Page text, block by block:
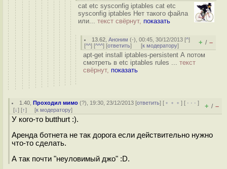
cat etc sysconfig iptables cat etc
sysconfig iptables Нет такого файла
или... текст свёрнут, показать
13.62 ,Аноним (-), 00:45, 30/12/2013 [^]
[^^] [^^^] [ответить] [к модератору] + / –
apt-get install iptables-persistent А потом
смотреть в etc iptables rules ... текст
свёрнут, показать
1.40 ,Проходил мимо (?), 19:30, 23/12/2013 [ответить] [ ﹢﹢﹢] [ · · ·]
[↓] [↑] [к модератору] + / –
У кого-то butthurt :).
Аренда ботнета не так дорога если действительно нужно
что-то сделать.
А так почти "неуловимый джо" :D.